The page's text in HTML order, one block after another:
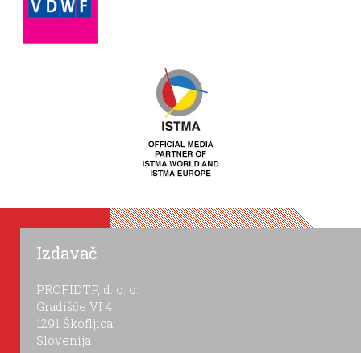
Izdavač
PROFIDTP, d. o. o.
Gradišče VI 4
1291 Škofljica
Slovenija